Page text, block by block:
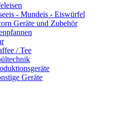
- Mundeis - Eiswürfel
Geräte und Zubehör
/ Tee
Geräte